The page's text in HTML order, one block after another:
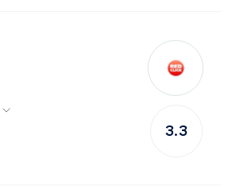
3.3